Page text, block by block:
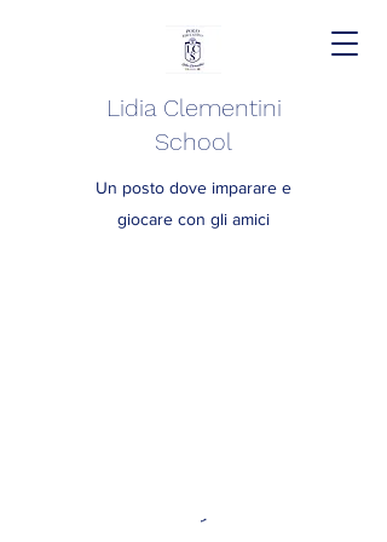
Lidia Clementini
School
Un posto dove imparare e
giocare con gli amici